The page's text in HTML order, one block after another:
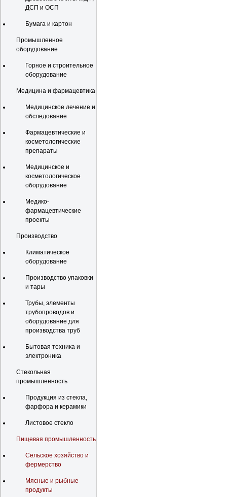
ДСП и ОСП
Бумага и картон
Промышленное
оборудование
Горное и строительное
оборудование
Медицина и фармацевтика
Медицинское лечение и
обследование
Фармацевтические и
косметологические
препараты
Медицинское и
косметологическое
оборудование
Медико-
фармацевтические
проекты
Производство
Климатическое
оборудование
Производство упаковки
и тары
Трубы, элементы
трубопроводов и
оборудование для
производства труб
Бытовая техника и
электроника
Стекольная
промышленность
Продукция из стекла,
фарфора и керамики
Листовое стекло
Пищевая промышленность
Сельское хозяйство и
фермерство
Мясные и рыбные
продукты